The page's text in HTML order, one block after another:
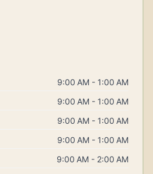
9:00 AM - 1:00 AM
9:00 AM - 1:00 AM
9:00 AM - 1:00 AM
9:00 AM - 1:00 AM
9:00 AM - 2:00 AM